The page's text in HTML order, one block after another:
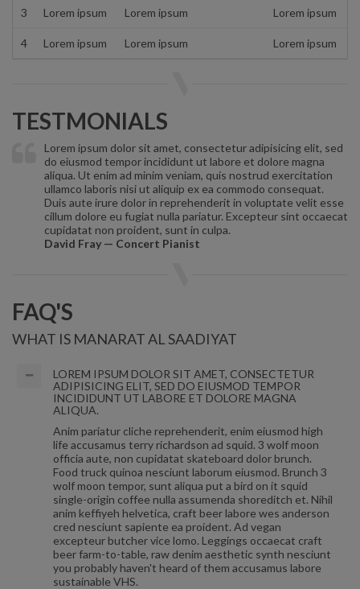
3 Lorem ipsum Lorem ipsum Lorem ipsum
4 Lorem ipsum Lorem ipsum Lorem ipsum
TESTMONIALS
Lorem ipsum dolor sit amet, consectetur adipisicing elit, sed
do eiusmod tempor incididunt ut labore et dolore magna
aliqua. Ut enim ad minim veniam, quis nostrud exercitation
ullamco laboris nisi ut aliquip ex ea commodo consequat.
Duis aute irure dolor in reprehenderit in voluptate velit esse
cillum dolore eu fugiat nulla pariatur. Excepteur sint occaecat
cupidatat non proident, sunt in culpa.
David Fray — Concert Pianist
FAQ'S
WHAT IS MANARAT AL SAADIYAT
LOREM IPSUM DOLOR SIT AMET, CONSECTETUR
ADIPISICING ELIT, SED DO EIUSMOD TEMPOR
INCIDIDUNT UT LABORE ET DOLORE MAGNA
ALIQUA.
Anim pariatur cliche reprehenderit, enim eiusmod high
life accusamus terry richardson ad squid. 3 wolf moon
officia aute, non cupidatat skateboard dolor brunch.
Food truck quinoa nesciunt laborum eiusmod. Brunch 3
wolf moon tempor, sunt aliqua put a bird on it squid
single-origin coffee nulla assumenda shoreditch et. Nihil
anim keffiyeh helvetica, craft beer labore wes anderson
cred nesciunt sapiente ea proident. Ad vegan
excepteur butcher vice lomo. Leggings occaecat craft
beer farm-to-table, raw denim aesthetic synth nesciunt
you probably haven't heard of them accusamus labore
sustainable VHS.